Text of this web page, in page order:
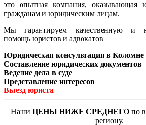
это опытная компания, оказывающая
гражданам и юридическим лицам.
Мы гарантируем качественную и
помощь юристов и адвокатов.
Юридическая консультация в Коломне
Составление юридических документов
Ведение дела в суде
Представление интересов
Выезд юриста
Наши ЦЕНЫ НИЖЕ СРЕДНЕГО по
региону.